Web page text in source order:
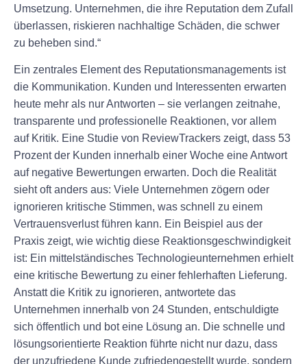
Umsetzung. Unternehmen, die ihre Reputation dem Zufall
überlassen, riskieren nachhaltige Schäden, die schwer
zu beheben sind.“
Ein zentrales Element des Reputationsmanagements ist
die Kommunikation. Kunden und Interessenten erwarten
heute mehr als nur Antworten – sie verlangen zeitnahe,
transparente und professionelle Reaktionen, vor allem
auf Kritik. Eine Studie von ReviewTrackers zeigt, dass 53
Prozent der Kunden innerhalb einer Woche eine Antwort
auf negative Bewertungen erwarten. Doch die Realität
sieht oft anders aus: Viele Unternehmen zögern oder
ignorieren kritische Stimmen, was schnell zu einem
Vertrauensverlust führen kann. Ein Beispiel aus der
Praxis zeigt, wie wichtig diese Reaktionsgeschwindigkeit
ist: Ein mittelständisches Technologieunternehmen erhielt
eine kritische Bewertung zu einer fehlerhaften Lieferung.
Anstatt die Kritik zu ignorieren, antwortete das
Unternehmen innerhalb von 24 Stunden, entschuldigte
sich öffentlich und bot eine Lösung an. Die schnelle und
lösungsorientierte Reaktion führte nicht nur dazu, dass
der unzufriedene Kunde zufriedengestellt wurde, sondern